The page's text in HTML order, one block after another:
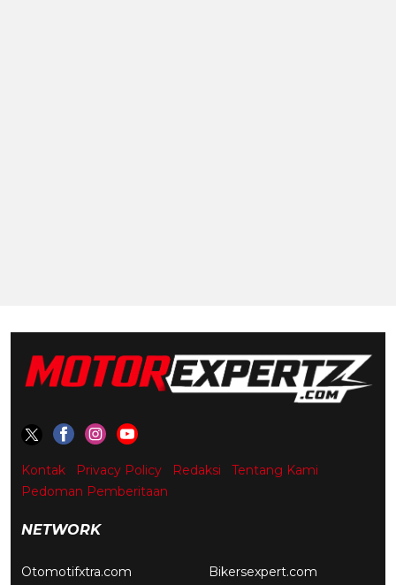
Kontak Privacy Policy Redaksi
Tentang Kami
Pedoman Pemberitaan
NETWORK
Otomotifxtra.com Bikersexpert.com